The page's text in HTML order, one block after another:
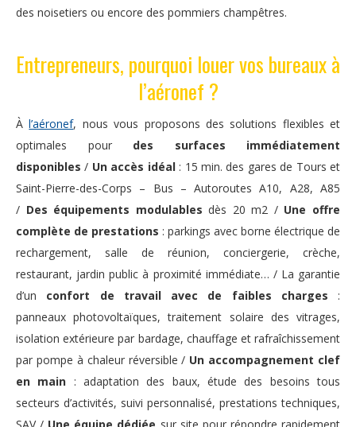
des noisetiers ou encore des pommiers champêtres.
Entrepreneurs, pourquoi louer vos bureaux à
l’aéronef ?
Àl’aéronef, nous vous proposons des solutions flexibles et
optimales pour des surfaces immédiatement
disponibles / Un accès idéal : 15 min. des gares de Tours et
Saint-Pierre-des-Corps – Bus – Autoroutes A10, A28, A85
/ Des équipements modulablesdès 20 m2 / Une offre
complète de prestations : parkings avec borne électrique de
rechargement, salle de réunion, conciergerie, crèche,
restaurant, jardin public à proximité immédiate… / La garantie
d’un confort de travail avec de faibles charges :
panneaux photovoltaïques, traitement solaire des vitrages,
isolation extérieure par bardage, chauffage et rafraîchissement
par pompe à chaleur réversible / Un accompagnement clef
en main : adaptation des baux, étude des besoins tous
secteurs d’activités, suivi personnalisé, prestations techniques,